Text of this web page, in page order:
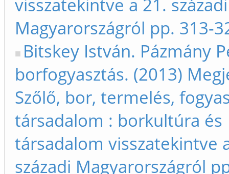
visszatekintve a 21. századi
Magyarországról pp. 313-
Bitskey István. Pázmány
borfogyasztás. (2013)
Szőlő, bor, termelés,
társadalom : borkultúra és
társadalom visszatekintve
századi Magyarországról